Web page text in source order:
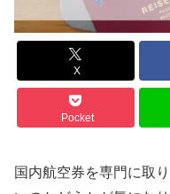
X
Pocket
国内航空券を専門に取り